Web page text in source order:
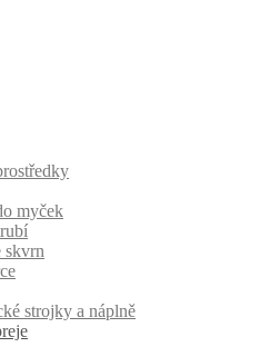
myček
skvrn
strojky a náplně